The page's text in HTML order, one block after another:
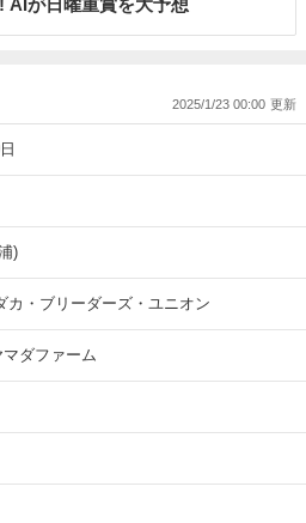
2025/1/23 00:00
)
カ・ブリーダーズ・ユニオン
ダファーム